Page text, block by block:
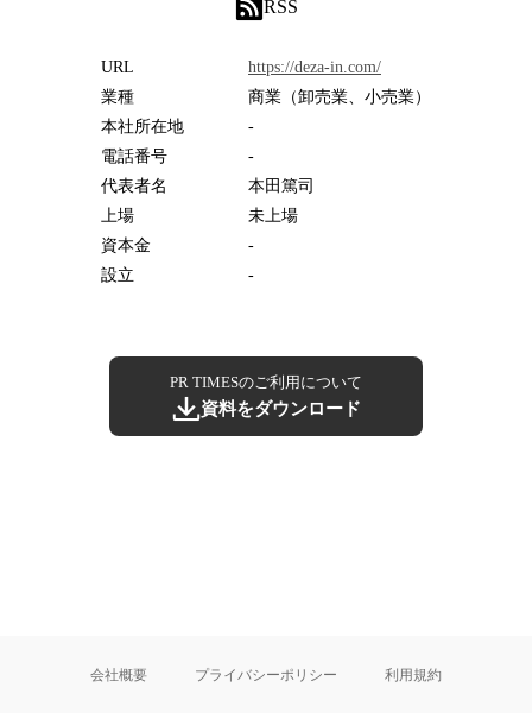
RSS
URL
https://deza-in.com/
業種
商業（卸売業、小売業）
本社所在地
-
電話番号
-
代表者名
本田篤司
上場
未上場
資本金
-
設立
-
PR TIMESのご利用について
資料をダウンロード
会社概要 プライバシーポリシー 利用規約